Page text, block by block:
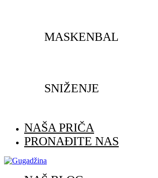
MASKENBAL
SNIŽENJE
NAŠA PRIČA
PRONAĐITE NAS